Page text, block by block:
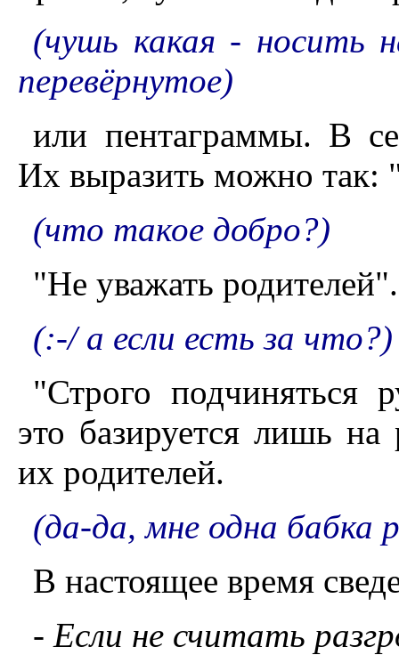
(чушь какая - носить
перевёрнутое)
или пентаграммы. В
Их выразить можно так:
(что такое добро?)
"Не уважать родителей".
(:-/ а если есть за что?)
"Строго подчиняться
это базируется лишь на
их родителей.
(да-да, мне одна бабка
В настоящее время
- Если не считать